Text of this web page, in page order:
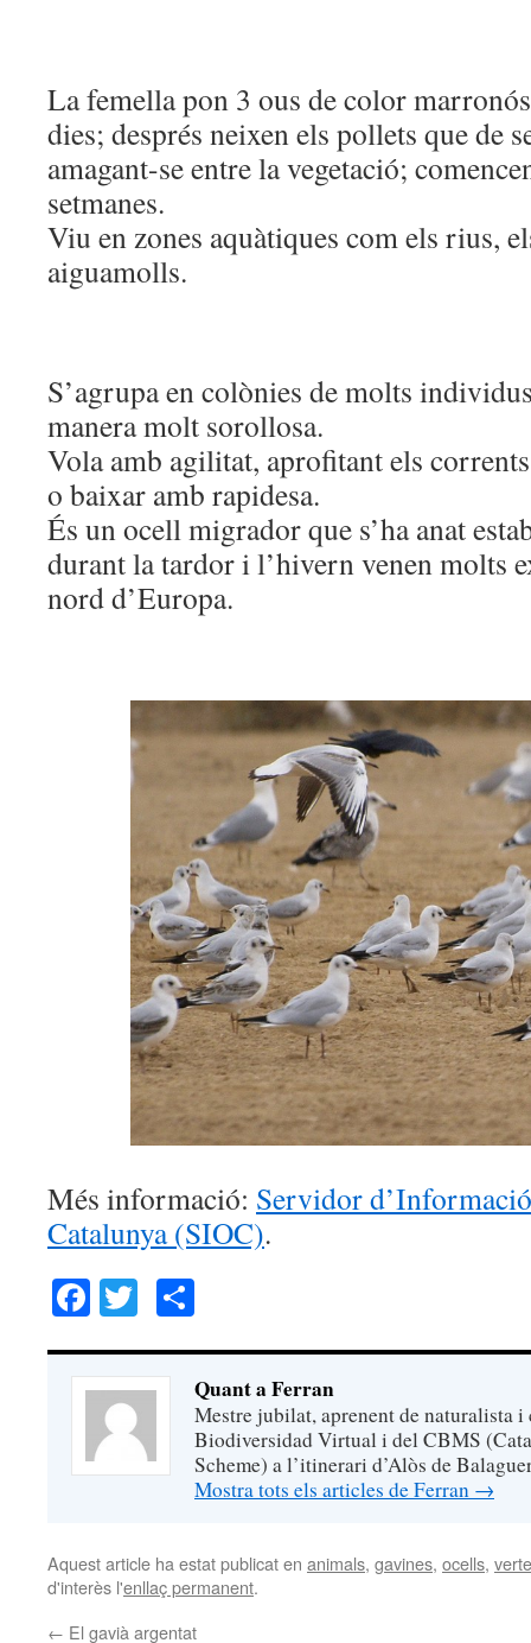
La femella pon 3 ous de color
dies; després neixen els pollets que de
amagant-se entre la vegetació;
setmanes.
Viu en zones aquàtiques com els rius,
aiguamolls.
S’agrupa en colònies de molts
manera molt sorollosa.
Vola amb agilitat, aprofitant els
o baixar amb rapidesa.
És un ocell migrador que s’ha anat
durant la tardor i l’hivern venen molts
nord d’Europa.
Més informació: Servidor
Catalunya (SIOC).
Facebook
Twitter
Quant a Ferran
Mestre jubilat, aprenent de naturalista i
Biodiversidad Virtual i del CBMS
Scheme) a l’itinerari d’Alòs de
Mostra tots els articles de Ferran →
Aquest article ha estat publicat en animals, gavines, ocells,
d'interès l'enllaç permanent.
← El gavià argentat